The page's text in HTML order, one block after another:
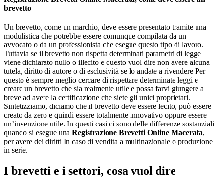
brevetto
Un brevetto, come un marchio, deve essere presentato tramite una
modulistica che potrebbe essere comunque compilata da un
avvocato o da un professionista che esegue questo tipo di lavoro.
Tuttavia se il brevetto non rispetta determinati parametri di legge
viene dichiarato nullo o illecito e questo vuol dire non avere alcuna
tutela, diritto di autore o di esclusività se lo andate a rivendere Per
questo è sempre meglio cercare di rispettare determinate leggi e
creare un brevetto che sia realmente utile e possa farvi giungere a
breve ad avere la certificazione che siete gli unici proprietari.
Sintetizziamo, diciamo che il brevetto deve essere lecito, può essere
creato da zero e quindi essere totalmente innovativo oppure essere
un’invenzione utile. In questi casi ci sono delle differenze sostanziali
quando si esegue una Registrazione Brevetti Online Macerata,
per avere dei diritti In caso di vendita a multinazionale o produzione
in serie.
I brevetti e i settori, cosa vuol dire